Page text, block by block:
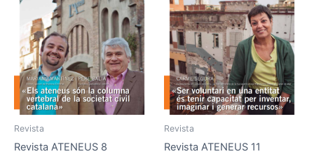
Revista
Revista ATENEUS 8
Revista
Revista ATENEUS 11